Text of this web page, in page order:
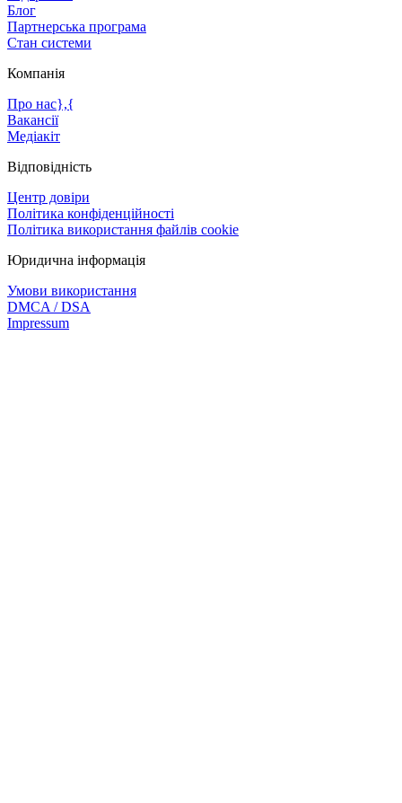
Блог
Партнерська програма
Стан системи
Компанія
Про нас},{
Вакансії
Медіакіт
Відповідність
Центр довіри
Політика конфіденційності
Політика використання файлів cookie
Юридична інформація
Умови використання
DMCA / DSA
Impressum